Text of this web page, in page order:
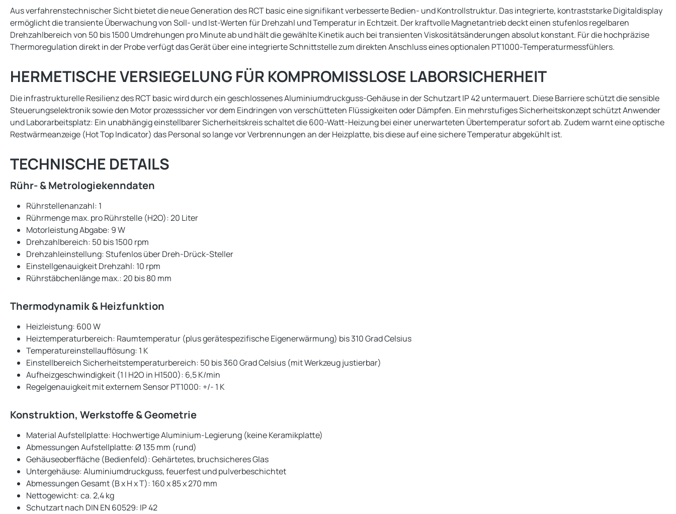
Aus verfahrenstechnischer Sicht bietet die neue Generation des RCT basic eine signifikant verbesserte Bedien- und Kontrollstruktur. Das integrierte, kontraststarke Digitaldisplay
ermöglicht die transiente Überwachung von Soll- und Ist-Werten für Drehzahl und Temperatur in Echtzeit. Der kraftvolle Magnetantrieb deckt einen stufenlos regelbaren
Drehzahlbereich von 50 bis 1500 Umdrehungen pro Minute ab und hält die gewählte Kinetik auch bei transienten Viskositätsänderungen absolut konstant. Für die hochpräzise
Thermoregulation direkt in der Probe verfügt das Gerät über eine integrierte Schnittstelle zum direkten Anschluss eines optionalen PT1000-Temperaturmessfühlers.
HERMETISCHE VERSIEGELUNG FÜR KOMPROMISSLOSE LABORSICHERHEIT
Die infrastrukturelle Resilienz des RCT basic wird durch ein geschlossenes Aluminiumdruckguss-Gehäuse in der Schutzart IP 42 untermauert. Diese Barriere schützt die sensible
Steuerungselektronik sowie den Motor prozesssicher vor dem Eindringen von verschütteten Flüssigkeiten oder Dämpfen. Ein mehrstufiges Sicherheitskonzept schützt Anwender
und Laborarbeitsplatz: Ein unabhängig einstellbarer Sicherheitskreis schaltet die 600-Watt-Heizung bei einer unerwarteten Übertemperatur sofort ab. Zudem warnt eine optische
Restwärmeanzeige (Hot Top Indicator) das Personal so lange vor Verbrennungen an der Heizplatte, bis diese auf eine sichere Temperatur abgekühlt ist.
TECHNISCHE DETAILS
Rühr- & Metrologiekenndaten
Rührstellenanzahl: 1
Rührmenge max. pro Rührstelle (H2O): 20 Liter
Motorleistung Abgabe: 9 W
Drehzahlbereich: 50 bis 1500 rpm
Drehzahleinstellung: Stufenlos über Dreh-Drück-Steller
Einstellgenauigkeit Drehzahl: 10 rpm
Rührstäbchenlänge max.: 20 bis 80 mm
Thermodynamik & Heizfunktion
Heizleistung: 600 W
Heiztemperaturbereich: Raumtemperatur (plus gerätespezifische Eigenerwärmung) bis 310 Grad Celsius
Temperatureinstellauflösung: 1 K
Einstellbereich Sicherheitstemperaturbereich: 50 bis 360 Grad Celsius (mit Werkzeug justierbar)
Aufheizgeschwindigkeit (1 l H2O in H1500): 6,5 K/min
Regelgenauigkeit mit externem Sensor PT1000: +/- 1 K
Konstruktion, Werkstoffe & Geometrie
Material Aufstellplatte: Hochwertige Aluminium-Legierung (keine Keramikplatte)
Abmessungen Aufstellplatte: Ø 135 mm (rund)
Gehäuseoberfläche (Bedienfeld): Gehärtetes, bruchsicheres Glas
Untergehäuse: Aluminiumdruckguss, feuerfest und pulverbeschichtet
Abmessungen Gesamt (B x H x T): 160 x 85 x 270 mm
Nettogewicht: ca. 2,4 kg
Schutzart nach DIN EN 60529: IP 42